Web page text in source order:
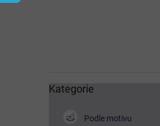
Přeskočit
Kategorie
Podle motivu